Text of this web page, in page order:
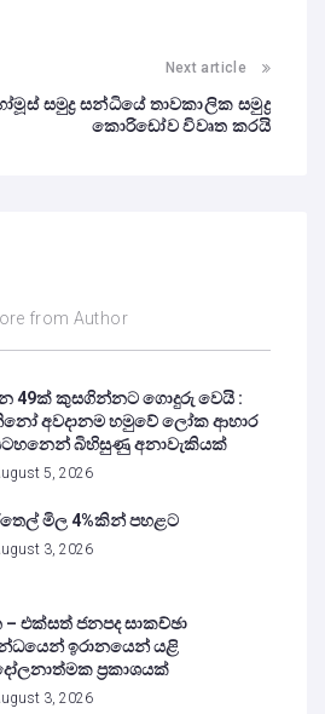
Next article
සමුද්‍ර සන්ධියේ තාවකාලික සමුද්‍ර
කොරිඩෝව විවෘත කරයි
from Author
49ක් කුසගින්නට ගොදුරු වෙයි :
අවදානම හමුවේ ලෝක ආහාර
බිහිසුණු අනාවැකියක්
5, 2026
මිල 4%කින් පහළට
3, 2026
– එක්සත් ජනපද සාකච්ඡා
ඉරානයෙන් යළි
ප්‍රකාශයක්
3, 2026